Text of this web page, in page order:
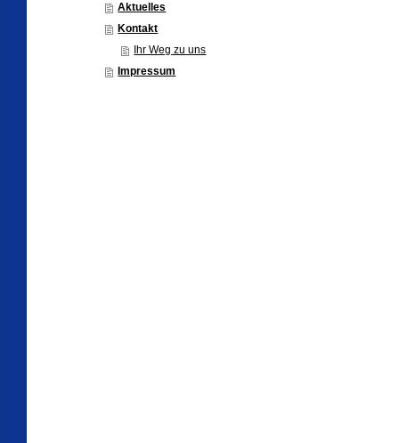
Aktuelles
Kontakt
Ihr Weg zu uns
Impressum